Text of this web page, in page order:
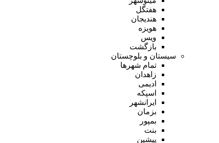
هفتگل
هندیجان
هویزه
ویس
بازگشت
سیستان و بلوچستان
تمام شهر‌ها
زاهدان
ادیمی
اسپکه
ایرانشهر
بزمان
بمپور
بنت
پیشین